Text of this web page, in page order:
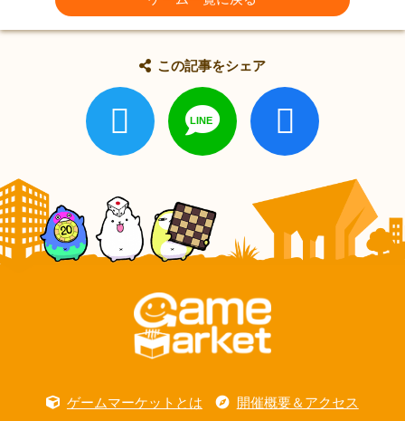
この記事をシェア
ゲームマーケットとは 開催概要＆アクセス